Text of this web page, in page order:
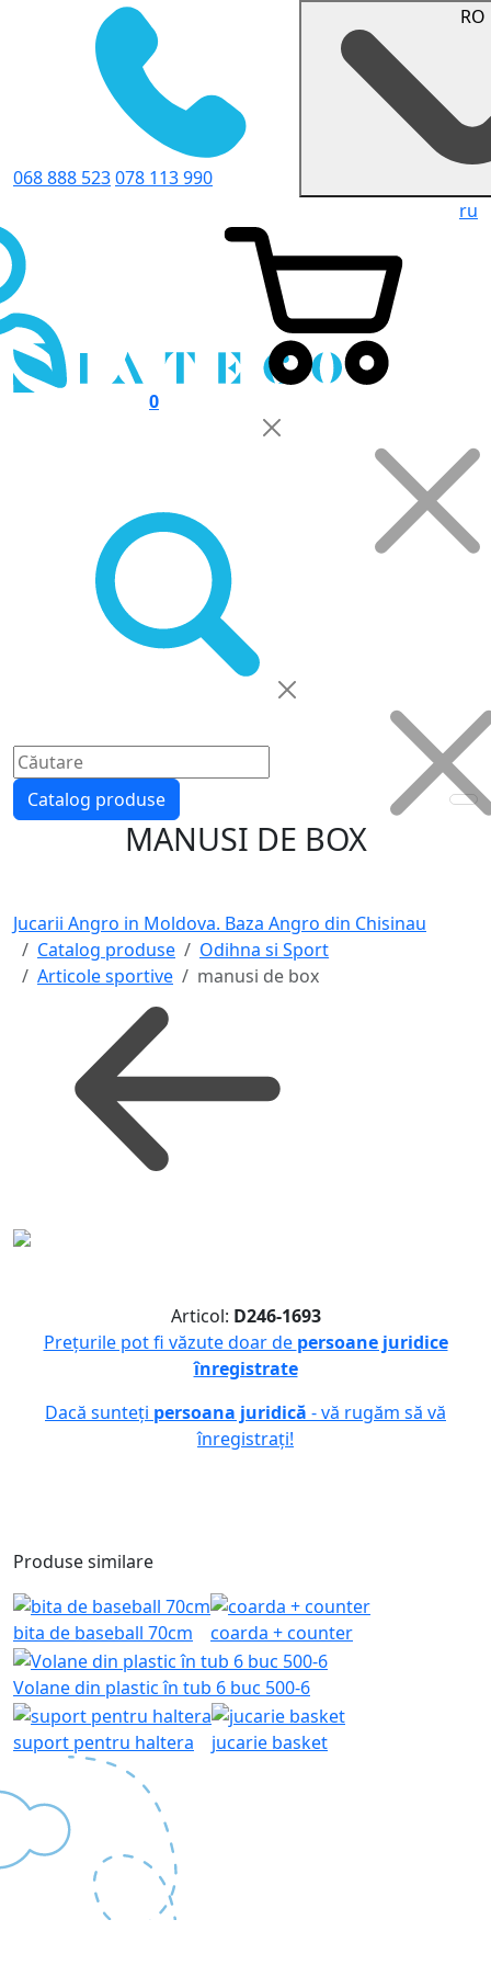
068 888 523078 113 990
ru
0
Catalog produse
MANUSI DE BOX
Jucarii Angro in Moldova. Baza Angro din Chisinau
Catalog produse
Odihna si Sport
Articole sportive
manusi de box
Articol: D246-1693
Prețurile pot fi văzute doar de persoane juridice
înregistrate
Dacă sunteți persoana juridică - vă rugăm să vă
înregistrați!
Produse similare
bita de baseball 70cm coarda + counter
Volane din plastic în tub 6 buc 500-6
suport pentru haltera jucarie basket